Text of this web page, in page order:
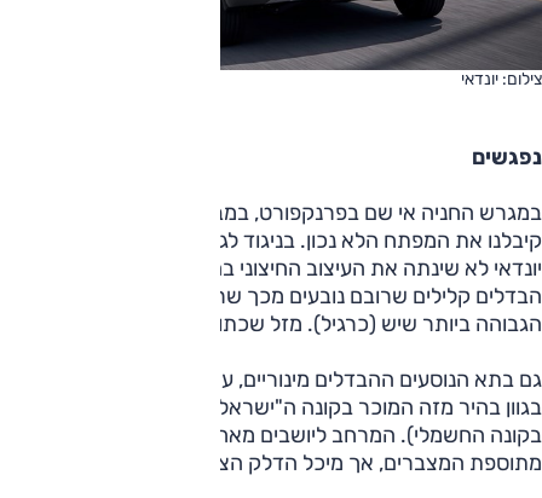
צילום: יונדאי
נפגשים
במגרש החניה אי שם בפרנקפורט, במבט ראשון נראה כאילו
קיבלנו את המפתח הלא נכון. בניגוד לגרסה החשמלית, כאן
יונדאי לא שינתה את העיצוב החיצוני בהשוואה לדגם הבנזין, עם
הבדלים קלילים שרובם נובעים מכך שרכבי המבחן ברמת הגימור
הגבוהה ביותר שיש (כרגיל). מזל שכתוב "הייבריד" מאחור...
גם בתא הנוסעים ההבדלים מינוריים, עם פתחי אוורור צבעוניים
בגוון בהיר מזה המוכר בקונה ה"ישראלי" ובלם חנייה חשמלי (כמו
בקונה החשמלי). המרחב ליושבים מאחור ולמטען לא נפגע
מתוספת המצברים, אך מיכל הדלק הצטמק מ-50 ל-38 ליטר.